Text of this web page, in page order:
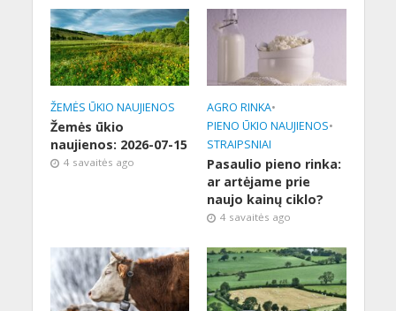
ŽEMĖS ŪKIO NAUJIENOS
Žemės ūkio
naujienos: 2026-07-15
4 savaitės ago
AGRO RINKA•
PIENO ŪKIO NAUJIENOS•
STRAIPSNIAI
Pasaulio pieno rinka:
ar artėjame prie
naujo kainų ciklo?
4 savaitės ago